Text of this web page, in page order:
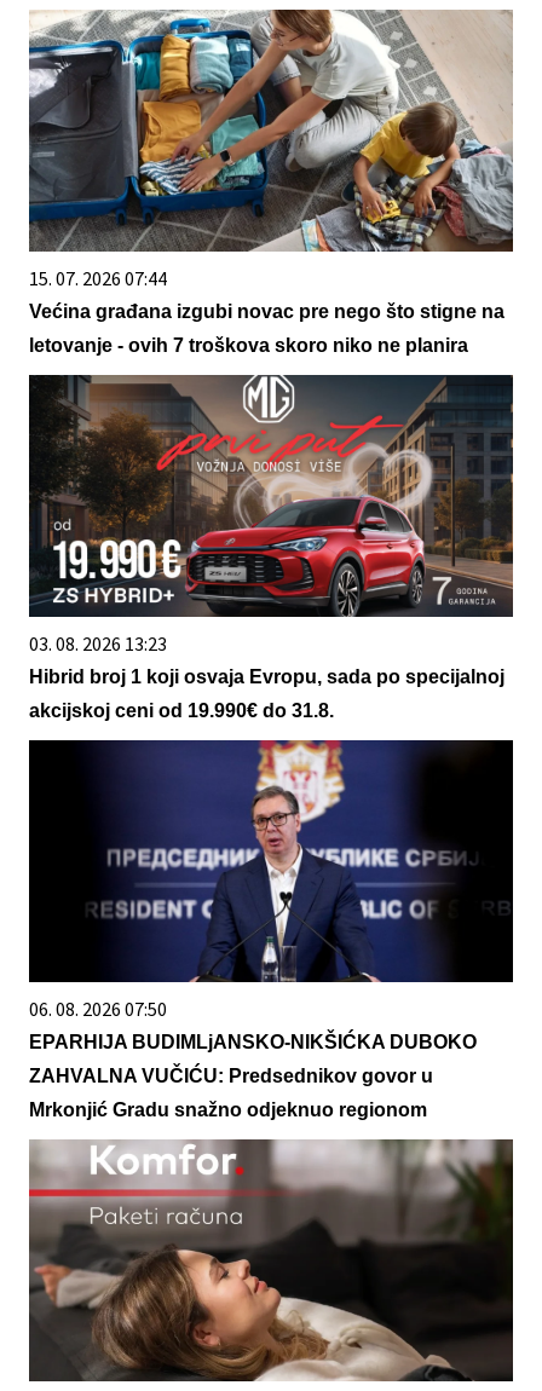
15. 07. 2026 07:44
Većina građana izgubi novac pre nego što stigne na
letovanje - ovih 7 troškova skoro niko ne planira
03. 08. 2026 13:23
Hibrid broj 1 koji osvaja Evropu, sada po specijalnoj
akcijskoj ceni od 19.990€ do 31.8.
06. 08. 2026 07:50
EPARHIJA BUDIMLjANSKO-NIKŠIĆKA DUBOKO
ZAHVALNA VUČIĆU: Predsednikov govor u
Mrkonjić Gradu snažno odjeknuo regionom